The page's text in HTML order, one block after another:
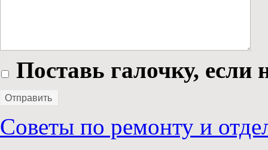
Поставь галочку, если
Отправить
Советы по ремонту и